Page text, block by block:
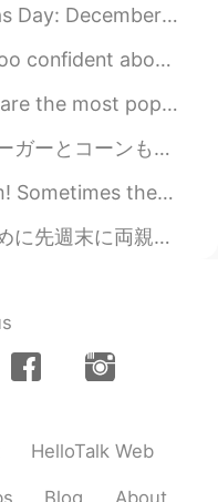
2019.09.15 07:14
です🇲🇾
2019.09.15 06:41
2019.09.15 06:25
2019.09.15 06:24
go to church to celebrate the b...
in a way that annoys others. ✅f...
prefer dogs to other animals becaus...
and corn for dinner このコーンはファーマ...
in life, but every reward carries ris...
and stayed at my parent’s place. 息子はお婆さんの...
HelloTalk Web
Blog About